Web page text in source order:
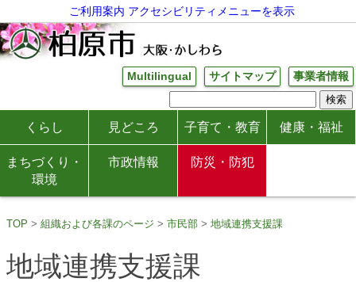
ご利用案内 アクセシビリティメニューを表示
Multilingual サイトマップ 事業者情報
くらし 見どころ 子育て・教育 健康・福祉
まちづくり・
環境
市政情報 防災・防犯
TOP 組織および各課のページ 市民部 地域連携支援課
地域連携支援課